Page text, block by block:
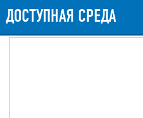
ДОСТУПНАЯ СРЕДА